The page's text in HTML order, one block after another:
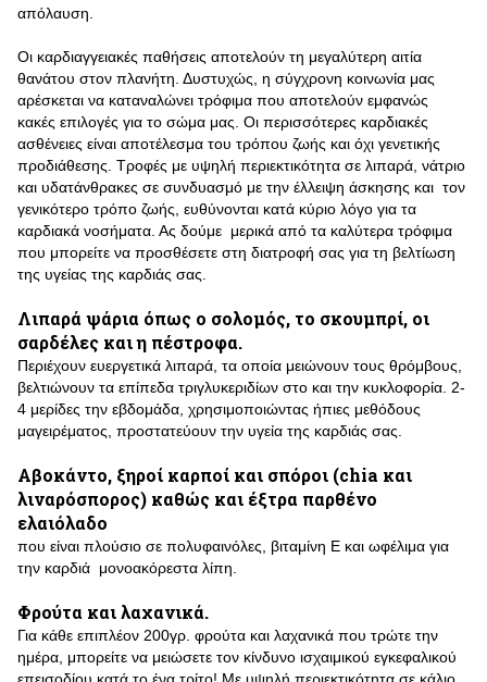
απόλαυση.
Οι καρδιαγγειακές παθήσεις αποτελούν τη μεγαλύτερη αιτία
θανάτου στον πλανήτη. Δυστυχώς, η σύγχρονη κοινωνία μας
αρέσκεται να καταναλώνει τρόφιμα που αποτελούν εμφανώς
κακές επιλογές για το σώμα μας. Οι περισσότερες καρδιακές
ασθένειες είναι αποτέλεσμα του τρόπου ζωής και όχι γενετικής
προδιάθεσης. Τροφές με υψηλή περιεκτικότητα σε λιπαρά, νάτριο
και υδατάνθρακες σε συνδυασμό με την έλλειψη άσκησης και τον
γενικότερο τρόπο ζωής, ευθύνονται κατά κύριο λόγο για τα
καρδιακά νοσήματα. Ας δούμε μερικά από τα καλύτερα τρόφιμα
που μπορείτε να προσθέσετε στη διατροφή σας για τη βελτίωση
της υγείας της καρδιάς σας.
Λιπαρά ψάρια όπως ο σολομός, το σκουμπρί, οι
σαρδέλες και η πέστροφα.
Περιέχουν ευεργετικά λιπαρά, τα οποία μειώνουν τους θρόμβους,
βελτιώνουν τα επίπεδα τριγλυκεριδίων στο και την κυκλοφορία. 2-
4 μερίδες την εβδομάδα, χρησιμοποιώντας ήπιες μεθόδους
μαγειρέματος, προστατεύουν την υγεία της καρδιάς σας.
Αβοκάντο, ξηροί καρποί και σπόροι (chia και
λιναρόσπορος) καθώς και έξτρα παρθένο
ελαιόλαδο
που είναι πλούσιο σε πολυφαινόλες, βιταμίνη Ε και ωφέλιμα για
την καρδιά μονοακόρεστα λίπη.
Φρούτα και λαχανικά.
Για κάθε επιπλέον 200γρ. φρούτα και λαχανικά που τρώτε την
ημέρα, μπορείτε να μειώσετε τον κίνδυνο ισχαιμικού εγκεφαλικού